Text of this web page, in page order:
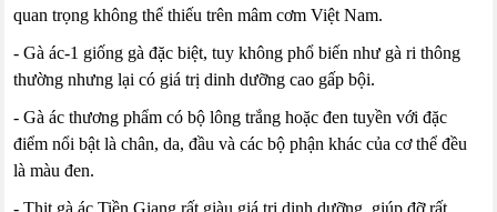
quan trọng không thể thiếu trên mâm cơm Việt Nam.
- Gà ác-1 giống gà đặc biệt, tuy không phổ biến như gà ri thông
thường nhưng lại có giá trị dinh dưỡng cao gấp bội.
- Gà ác thương phẩm có bộ lông trắng hoặc đen tuyền với đặc
điểm nổi bật là chân, da, đầu và các bộ phận khác của cơ thể đều
là màu đen.